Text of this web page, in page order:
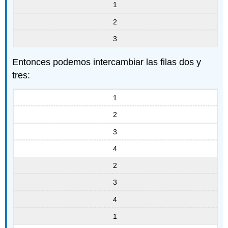
1
2
3
Entonces podemos intercambiar las filas dos y
tres:
1
2
3
4
2
3
4
1